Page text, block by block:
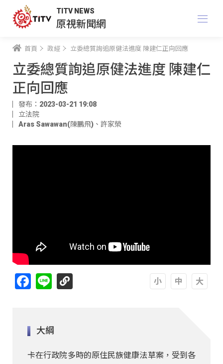
TITV NEWS
原視新聞網
首頁 政經 立委總質詢追原健法進度 陳建仁正向回應
立委總質詢追原健法進度 陳建仁
正向回應
發布：2023-03-21 19:08
立法院
Aras Sawawan(陳鵬飛) 、 許家榮
Facebook
Line
大綱
卡在行政院多時的原住民族健康法草案，受到各